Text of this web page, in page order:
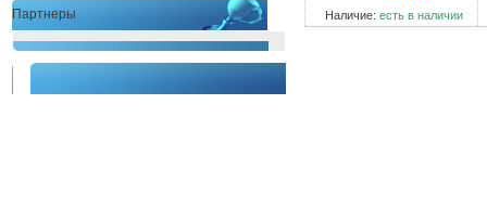
Партнеры
Наличие: есть в наличии